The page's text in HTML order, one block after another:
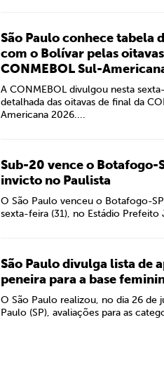
São Paulo conhece tabela
com o Bolívar pelas
CONMEBOL Sul-
A CONMEBOL divulgou nesta
detalhada das oitavas de final da
Americana 2026....
Sub-20 vence o Botafogo-
invicto no Paulista
O São Paulo venceu o Botafogo-
sexta-feira (31), no Estádio Prefeito
São Paulo divulga lista de
peneira para a base
O São Paulo realizou, no dia 26 de
Paulo (SP), avaliações para as